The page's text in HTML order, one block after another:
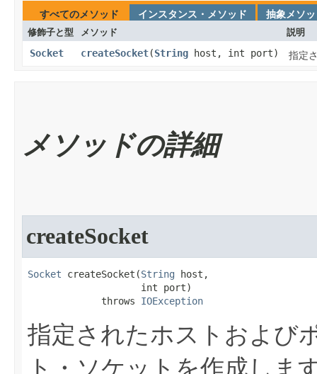
すべてのメソッド インスタンス・メソッド
抽象メソ
修飾子と型
メソッド 説明
Socket createSocket​(String host, int port) 指定
メソッドの詳細
createSocket
Socket createSocket​(String host,
                    int port)
             throws
IOException
指定されたホストおよび
ト・ソケットを作成しま